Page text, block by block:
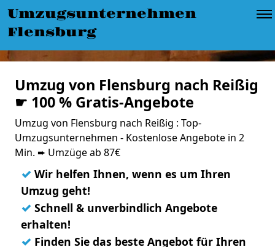
Umzugsunternehmen
Flensburg
Umzug von Flensburg nach Reißig
☛ 100 % Gratis-Angebote
Umzug von Flensburg nach Reißig : Top-
Umzugsunternehmen - Kostenlose Angebote in 2
Min. ➨ Umzüge ab 87€
✓ Wir helfen Ihnen, wenn es um Ihren
Umzug geht!
✓ Schnell & unverbindlich Angebote
erhalten!
✓ Finden Sie das beste Angebot für Ihren